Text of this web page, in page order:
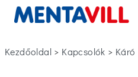
Kezdőoldal > kapcsolók > káró